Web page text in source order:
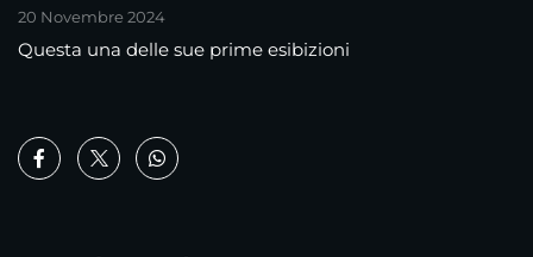
20 Novembre 2024
Questa una delle sue prime esibizioni